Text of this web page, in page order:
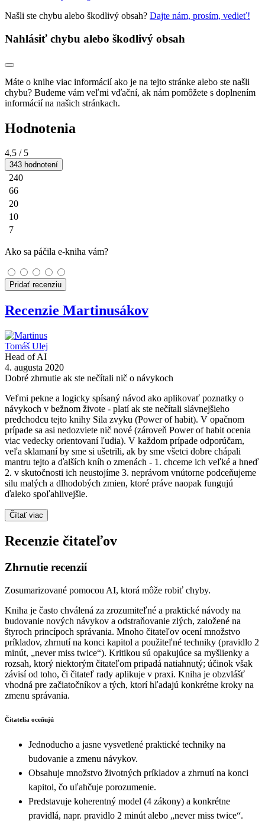
Našli ste chybu alebo škodlivý obsah? Dajte nám, prosím, vedieť!
Nahlásiť chybu alebo škodlivý obsah
Máte o knihe viac informácií ako je na tejto stránke alebo ste našli
chybu? Budeme vám veľmi vďační, ak nám pomôžete s doplnením
informácií na našich stránkach.
Hodnotenia
4,5 / 5
343 hodnotení
240
66
20
10
7
Ako sa páčila e-kniha vám?
Pridať recenziu
Recenzie Martinusákov
Tomáš Ulej
Head of AI
4. augusta 2020
Dobré zhrnutie ak ste nečítali nič o návykoch
Veľmi pekne a logicky spísaný návod ako aplikovať poznatky o
návykoch v bežnom živote - platí ak ste nečítali slávnejšieho
predchodcu tejto knihy Sila zvyku (Power of habit). V opačnom
prípade sa asi nedozviete nič nové (zároveň Power of habit ocenia
viac vedecky orientovaní ľudia). V každom prípade odporúčam,
veľa sklamaní by sme si ušetrili, ak by sme všetci dobre chápali
mantru tejto a ďalších kníh o zmenách - 1. chceme ich veľké a hneď
2. v skutočnosti ich neustojíme 3. neprávom vnútorne podceňujeme
silu malých a dlhodobých zmien, ktoré práve naopak fungujú
ďaleko spoľahlivejšie.
Čítať viac
Recenzie čitateľov
Zhrnutie recenzií
Zosumarizované pomocou AI, ktorá môže robiť chyby.
Kniha je často chválená za zrozumiteľné a praktické návody na
budovanie nových návykov a odstraňovanie zlých, založené na
štyroch princípoch správania. Mnoho čitateľov ocení množstvo
príkladov, zhrnutí na konci kapitol a použiteľné techniky (pravidlo 2
minút, „never miss twice“). Kritikou sú opakujúce sa myšlienky a
rozsah, ktorý niektorým čitateľom pripadá natiahnutý; účinok však
závisí od toho, či čitateľ rady aplikuje v praxi. Kniha je obzvlášť
vhodná pre začiatočníkov a tých, ktorí hľadajú konkrétne kroky na
zmenu správania.
Čitatelia oceňujú
Jednoducho a jasne vysvetlené praktické techniky na
budovanie a zmenu návykov.
Obsahuje množstvo životných príkladov a zhrnutí na konci
kapitol, čo uľahčuje porozumenie.
Predstavuje koherentný model (4 zákony) a konkrétne
pravidlá, napr. pravidlo 2 minút alebo „never miss twice“.